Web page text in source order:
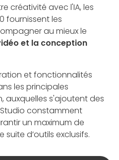
créativité avec l'IA, les
fournissent les
au mieux le
et la conception
et fonctionnalités
les principales
auxquelles s'ajoutent des
constamment
un maximum de
suite d’outils exclusifs.